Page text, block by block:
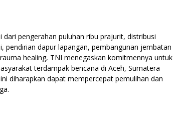
pengerahan puluhan ribu prajurit, distribusi
pendirian dapur lapangan, pembangunan jembatan
healing, TNI menegaskan komitmennya untuk
terdampak bencana di Aceh, Sumatera
diharapkan dapat mempercepat pemulihan dan